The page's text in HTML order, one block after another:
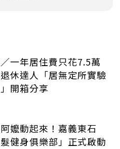
一年居住費只花7.5萬
休達人「居無定所實驗
開箱分享
嬤動起來！嘉義東石
髮健身俱樂部」正式啟動